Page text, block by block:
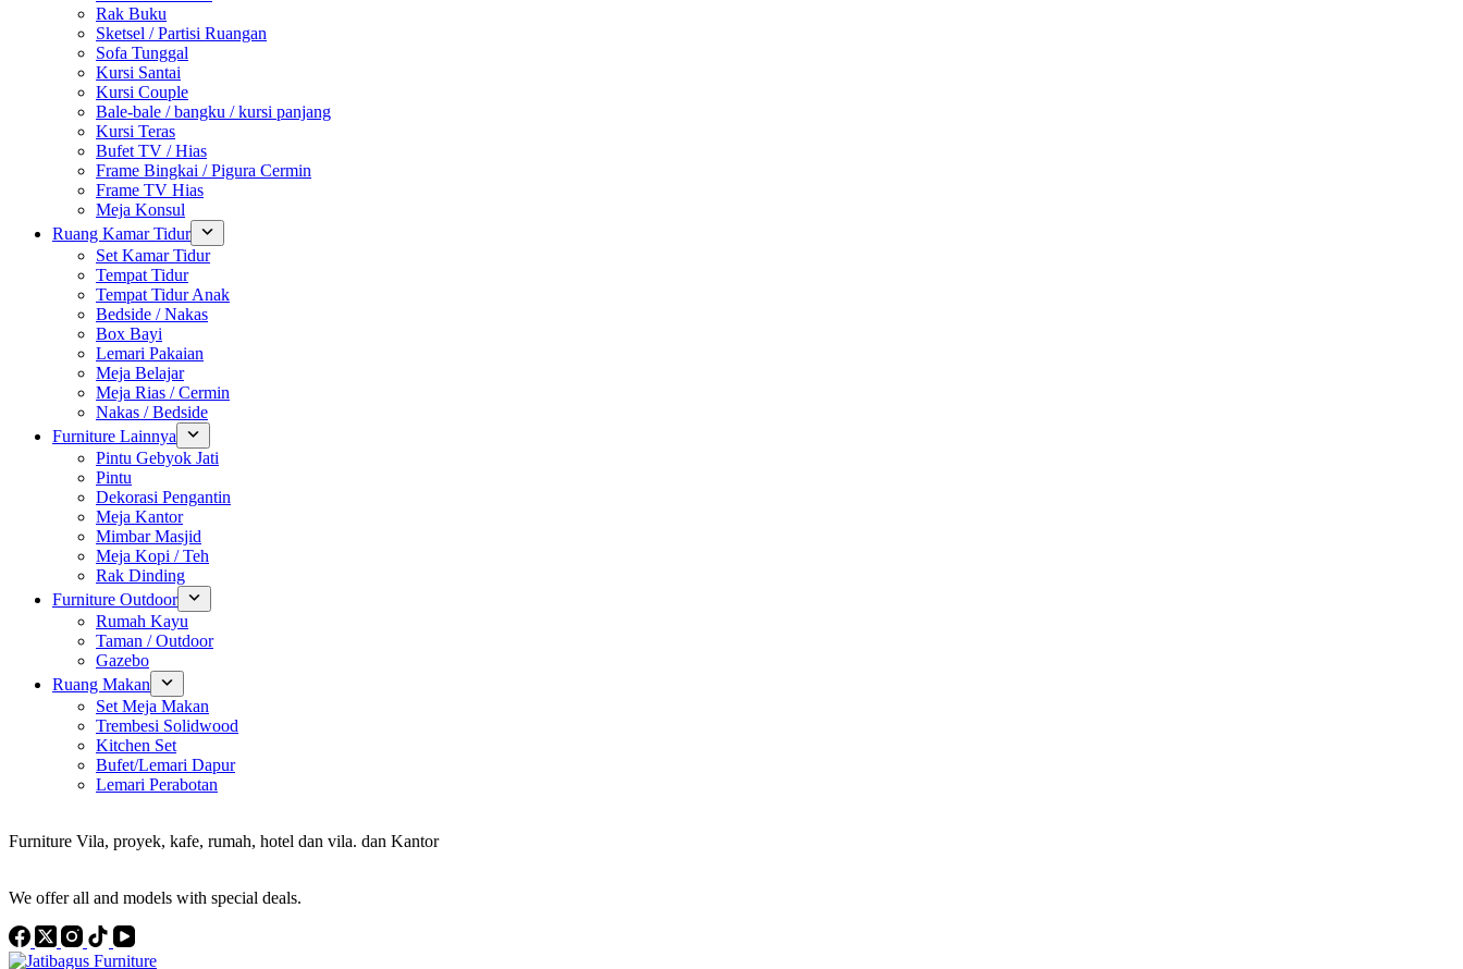
Rak Buku
Sketsel / Partisi Ruangan
Sofa Tunggal
Kursi Santai
Kursi Couple
Bale-bale / bangku / kursi panjang
Kursi Teras
Bufet TV / Hias
Frame Bingkai / Pigura Cermin
Frame TV Hias
Meja Konsul
Ruang Kamar Tidur
Set Kamar Tidur
Tempat Tidur
Tempat Tidur Anak
Bedside / Nakas
Box Bayi
Lemari Pakaian
Meja Belajar
Meja Rias / Cermin
Nakas / Bedside
Furniture Lainnya
Pintu Gebyok Jati
Pintu
Dekorasi Pengantin
Meja Kantor
Mimbar Masjid
Meja Kopi / Teh
Rak Dinding
Furniture Outdoor
Rumah Kayu
Taman / Outdoor
Gazebo
Ruang Makan
Set Meja Makan
Trembesi Solidwood
Kitchen Set
Bufet/Lemari Dapur
Lemari Perabotan
Furniture Vila, proyek, kafe, rumah, hotel dan vila. dan Kantor
We offer all and models with special deals.